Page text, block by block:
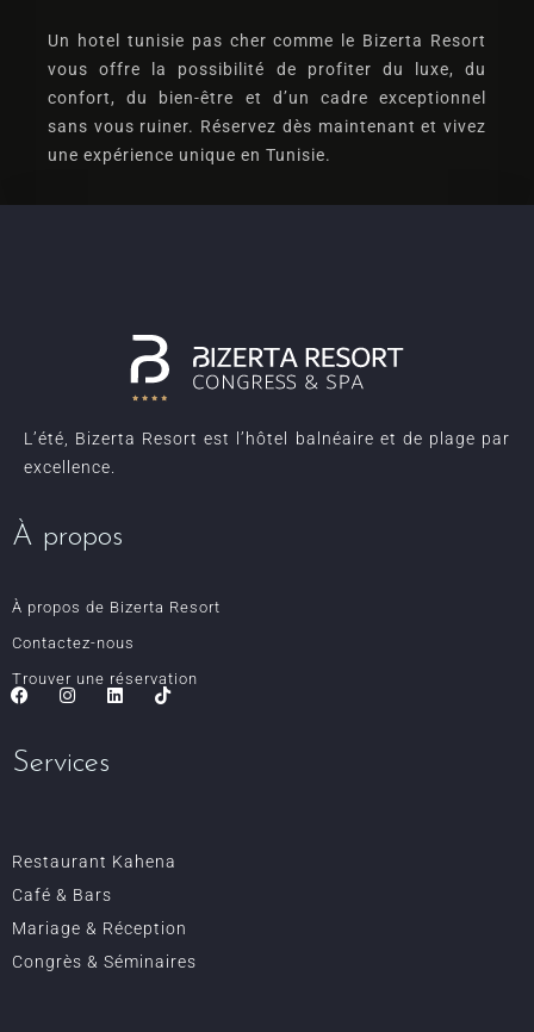
Un hotel tunisie pas cher comme le Bizerta Resort
vous offre la possibilité de profiter du luxe, du
confort, du bien-être et d’un cadre exceptionnel
sans vous ruiner. Réservez dès maintenant et vivez
une expérience unique en Tunisie.
L’été, Bizerta Resort est l’hôtel balnéaire et de plage par
excellence.
À propos
À propos de Bizerta Resort
Contactez-nous
Trouver une réservation
Services
Restaurant Kahena
Café & Bars
Mariage & Réception
Congrès & Séminaires